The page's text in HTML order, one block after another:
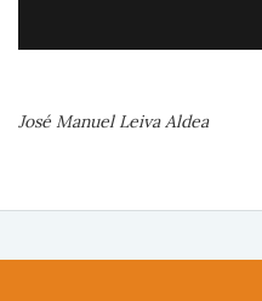
José Manuel Leiva Aldea